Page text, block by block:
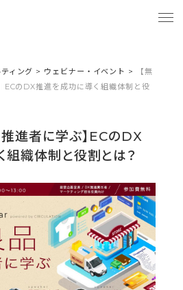
ィング > ウェビナー・イベント >
【無
ECのDX推進を成功に導く組織体制と役
進者に学ぶ】ECのDX
組織体制と役割とは？